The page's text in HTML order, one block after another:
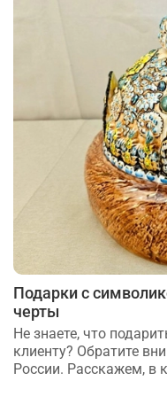
Подарки с
черты
Не знаете, что
клиенту? Обратите
России. Расскажем, в